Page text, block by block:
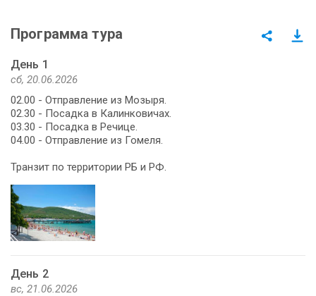
Программа тура
День 1
сб, 20.06.2026
02.00 - Отправление из Мозыря.
02.30 - Посадка в Калинковичах.
03.30 - Посадка в Речице.
04.00 - Отправление из Гомеля.
Транзит по территории РБ и РФ.
День 2
вс, 21.06.2026